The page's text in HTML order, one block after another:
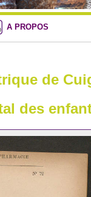
A PROPOS
de
des